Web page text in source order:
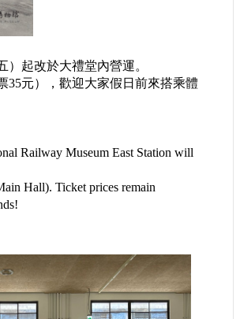
起改於大禮堂內營運。
35元），歡迎大家假日前來搭乘體
Railway Museum East Station will
Hall). Ticket prices remain